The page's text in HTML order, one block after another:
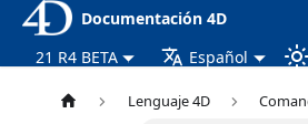
Documentación 4D
21 R4 BETA
Español
Lenguaje 4D